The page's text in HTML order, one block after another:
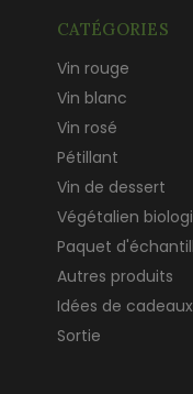
CATÉGORIES
Vin rouge
Vin blanc
Vin rosé
Pétillant
Vin de dessert
Végétalien
Paquet
Autres produits
Idées de cadeaux
Sortie